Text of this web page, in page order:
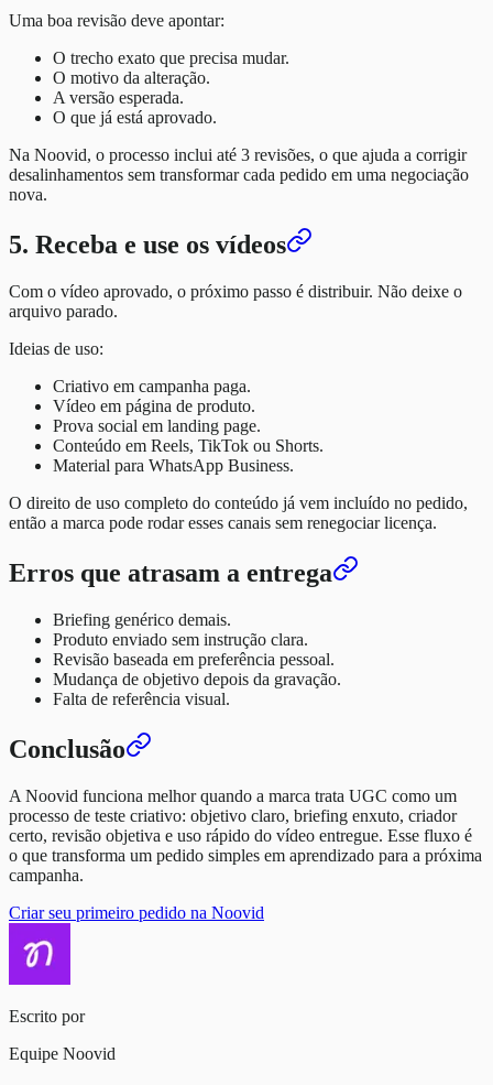
Uma boa revisão deve apontar:
O trecho exato que precisa mudar.
O motivo da alteração.
A versão esperada.
O que já está aprovado.
Na Noovid, o processo inclui até 3 revisões, o que ajuda a corrigir
desalinhamentos sem transformar cada pedido em uma negociação
nova.
5. Receba e use os vídeos
Com o vídeo aprovado, o próximo passo é distribuir. Não deixe o
arquivo parado.
Ideias de uso:
Criativo em campanha paga.
Vídeo em página de produto.
Prova social em landing page.
Conteúdo em Reels, TikTok ou Shorts.
Material para WhatsApp Business.
O direito de uso completo do conteúdo já vem incluído no pedido,
então a marca pode rodar esses canais sem renegociar licença.
Erros que atrasam a entrega
Briefing genérico demais.
Produto enviado sem instrução clara.
Revisão baseada em preferência pessoal.
Mudança de objetivo depois da gravação.
Falta de referência visual.
Conclusão
A Noovid funciona melhor quando a marca trata UGC como um
processo de teste criativo: objetivo claro, briefing enxuto, criador
certo, revisão objetiva e uso rápido do vídeo entregue. Esse fluxo é
o que transforma um pedido simples em aprendizado para a próxima
campanha.
Criar seu primeiro pedido na Noovid
Escrito por
Equipe Noovid